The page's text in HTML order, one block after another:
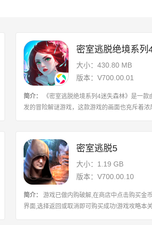
密室逃脱绝境系列
大小：430.80 MB
版本：V700.00.01
简介：
《密室逃脱绝境系列4迷失森林》是一款
发的冒险解谜游戏，这款游戏的画面也充斥着
密室逃脱5
大小：1.19 GB
版本：V700.00.10
简介：
游戏已做内购破解,在商店中点击购买金
界面,选择返回或取消即可购买成功!游戏攻略本